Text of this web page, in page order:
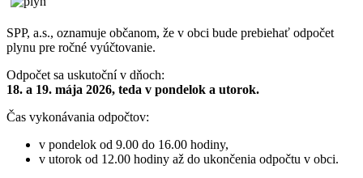
SPP, a.s., oznamuje občanom, že v obci bude prebiehať odpočet
plynu pre ročné vyúčtovanie.
Odpočet sa uskutoční v dňoch:
18. a 19. mája 2026, teda v pondelok a utorok.
Čas vykonávania odpočtov:
v pondelok od 9.00 do 16.00 hodiny,
v utorok od 12.00 hodiny až do ukončenia odpočtu v obci.